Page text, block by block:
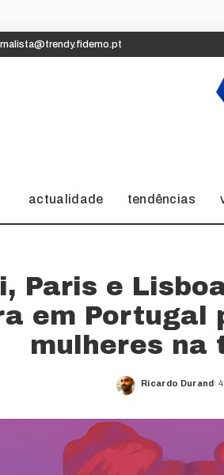
actualidade tendências
Paris e
em Portugal
mulheres na
Posted
Ricardo Durand